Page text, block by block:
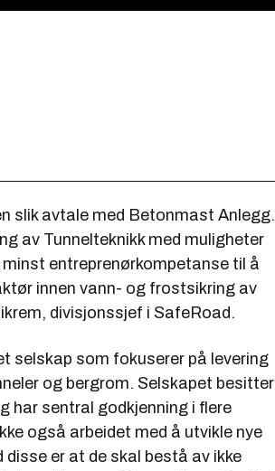
slik avtale med Betonmast Anlegg.
av Tunnelteknikk med muligheter
entreprenørkompetanse til å
innen vann- og frostsikring av
divisjonssjef i SafeRoad.
selskap som fokuserer på levering
og bergrom. Selskapet besitter
har sentral godkjenning i flere
også arbeidet med å utvikle nye
er at de skal bestå av ikke